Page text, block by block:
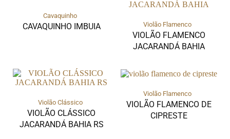
Cavaquinho
CAVAQUINHO IMBUIA Violão Flamenco
VIOLÃO FLAMENCO
JACARANDÁ BAHIA
Violão Clássico
VIOLÃO CLÁSSICO
JACARANDÁ BAHIA RS
Violão Flamenco
VIOLÃO FLAMENCO DE
CIPRESTE